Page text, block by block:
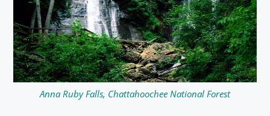
Anna Ruby Falls, Chattahoochee National Forest